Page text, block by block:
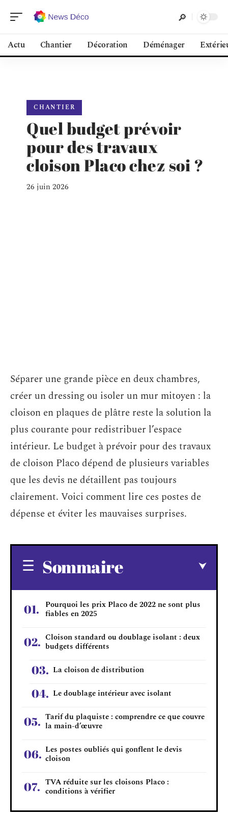
Actu Chantier Décoration Déménager
CHANTIER
Quel budget prévoir
pour des travaux
cloison Placo chez soi ?
26 juin 2026
Séparer une grande pièce en deux chambres,
créer un dressing ou isoler un mur mitoyen : la
cloison en plaques de plâtre reste la solution la
plus courante pour redistribuer l’espace
intérieur. Le budget à prévoir pour des travaux
de cloison Placo dépend de plusieurs variables
que les devis ne détaillent pas toujours
clairement. Voici comment lire ces postes de
dépense et éviter les mauvaises surprises.
Sommaire
Pourquoi les prix Placo de 2022 ne sont plus
fiables en 2025
Cloison standard ou doublage isolant : deux
budgets différents
La cloison de distribution
Le doublage intérieur avec isolant
Tarif du plaquiste : comprendre ce que couvre
la main-d’œuvre
Les postes oubliés qui gonflent le devis
cloison
TVA réduite sur les cloisons Placo :
conditions à vérifier